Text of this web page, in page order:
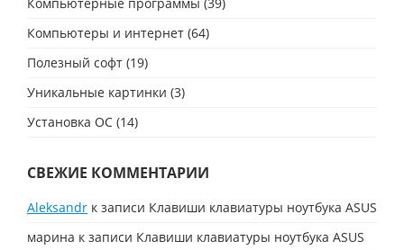
Компьютеры и интернет (64)
Полезный софт (19)
Уникальные картинки (3)
Установка ОС (14)
СВЕЖИЕ КОММЕНТАРИИ
Aleksandr к записи Клавиши клавиатуры ноутбука ASUS
марина к записи Клавиши клавиатуры ноутбука ASUS